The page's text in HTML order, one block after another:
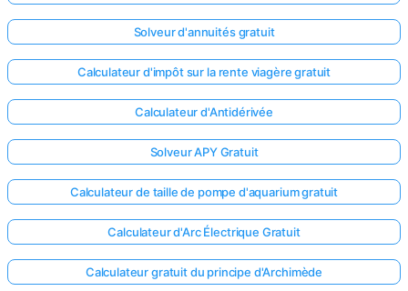
Solveur d'annuités gratuit
Calculateur d'impôt sur la rente viagère gratuit
Calculateur d'Antidérivée
Solveur APY Gratuit
Calculateur de taille de pompe d'aquarium gratuit
Calculateur d'Arc Électrique Gratuit
Calculateur gratuit du principe d'Archimède